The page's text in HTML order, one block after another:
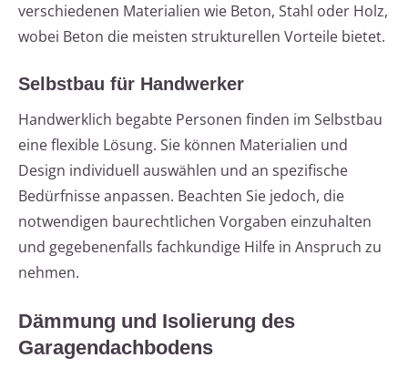
verschiedenen Materialien wie Beton, Stahl oder Holz,
wobei Beton die meisten strukturellen Vorteile bietet.
Selbstbau für Handwerker
Handwerklich begabte Personen finden im Selbstbau
eine flexible Lösung. Sie können Materialien und
Design individuell auswählen und an spezifische
Bedürfnisse anpassen. Beachten Sie jedoch, die
notwendigen baurechtlichen Vorgaben einzuhalten
und gegebenenfalls fachkundige Hilfe in Anspruch zu
nehmen.
Dämmung und Isolierung des
Garagendachbodens